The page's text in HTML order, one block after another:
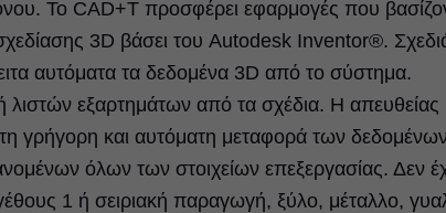
Το CAD+T προσφέρει εφαρμογές που
3D βάσει του Autodesk Inventor®.
αυτόματα τα δεδομένα 3D από το σύστημα.
λιστών εξαρτημάτων από τα σχέδια. Η απευθείας
γρήγορη και αυτόματη μεταφορά των
όλων των στοιχείων επεξεργασίας. Δεν
1 ή σειριακή παραγωγή, ξύλο, μέταλλο,